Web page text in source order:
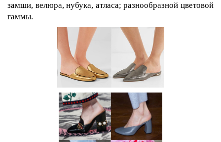
замши, велюра, нубука, атласа; разнообразной цветовой
гаммы.